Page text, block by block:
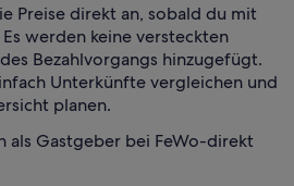
Preise direkt an, sobald du mit
werden keine versteckten
Bezahlvorgangs hinzugefügt.
Unterkünfte vergleichen und
planen.
als Gastgeber bei FeWo-direkt